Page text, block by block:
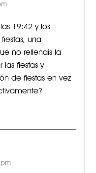
19:42 y los
una
no rellenais la
las fiestas y
de fiestas en vez
pm